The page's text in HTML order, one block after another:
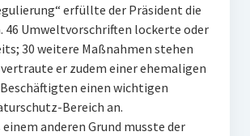
erfüllte der Präsident die
46 Umweltvorschriften lockerte oder
30 weitere Maßnahmen stehen
er zudem einer ehemaligen
einen wichtigen
Bereich an.
einem anderen Grund musste der